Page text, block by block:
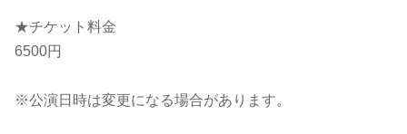
★チケット料金
6500円
※公演日時は変更になる場合があります。